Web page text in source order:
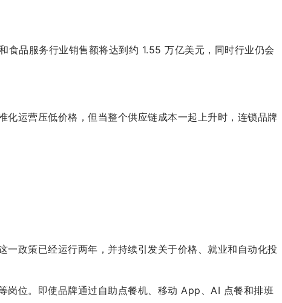
品服务行业销售额将达到约 1.55 万亿美元，同时行业仍会
运营压低价格，但当整个供应链成本一起上升时，连锁品牌
政策已经运行两年，并持续引发关于价格、就业和自动化投
岗位。即使品牌通过自助点餐机、移动 App、AI 点餐和排班